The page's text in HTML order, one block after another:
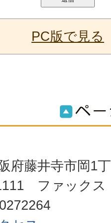
PC版で見る
府藤井寺市岡1
ファックス